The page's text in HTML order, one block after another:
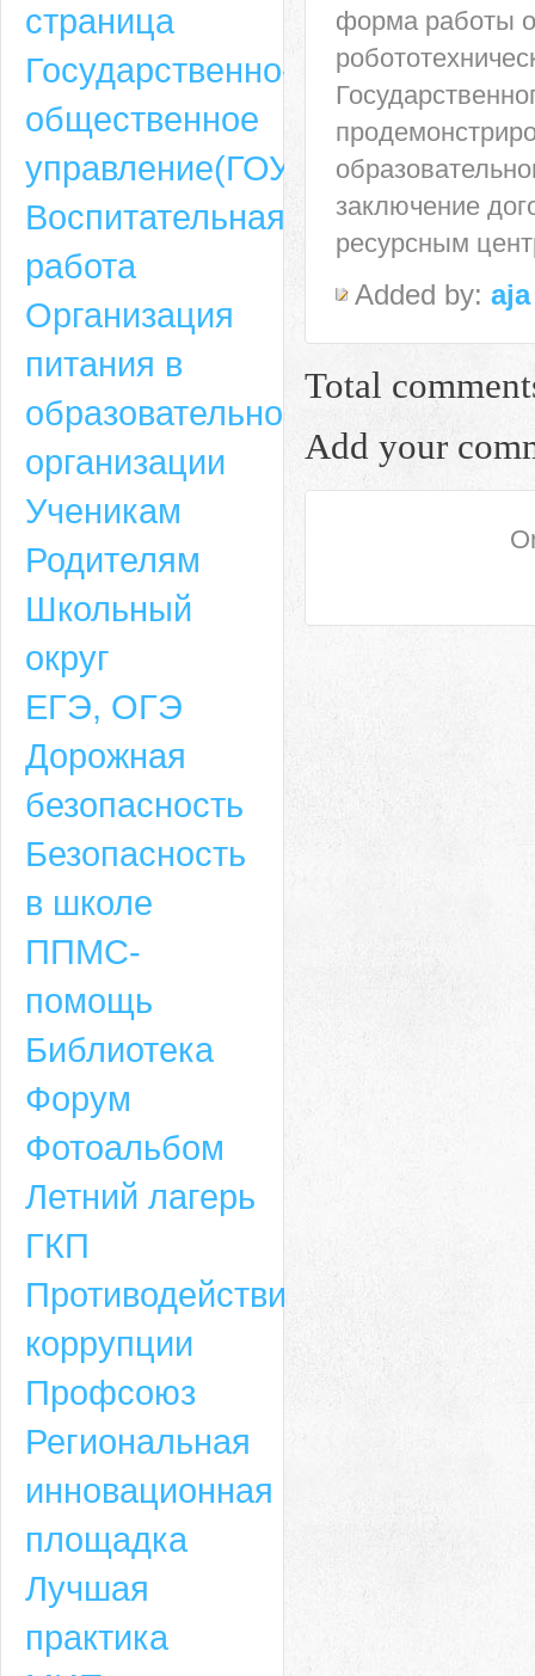
Адрес
659635, Алтайский край, Алтайский район, село Ая, ул. Школьная 11.
6-49, электронный адрес: aja_70@mail.ru
Адрес
6-49, электронный адрес: aja_70@mail.ru
форма работы
заключение
ресурсным
Added by: aja
Total
Add your
страница
Государственно-
общественное
управление(ГОУ)
Воспитательная
работа
Организация
питания в
образовательной
организации
Ученикам
Родителям
Школьный
округ
ЕГЭ, ОГЭ
Дорожная
безопасность
Безопасность
в школе
ППМС-
помощь
Библиотека
Форум
Фотоальбом
Летний лагерь
ГКП
Противодействие
коррупции
Профсоюз
Региональная
инновационная
площадка
Лучшая
практика